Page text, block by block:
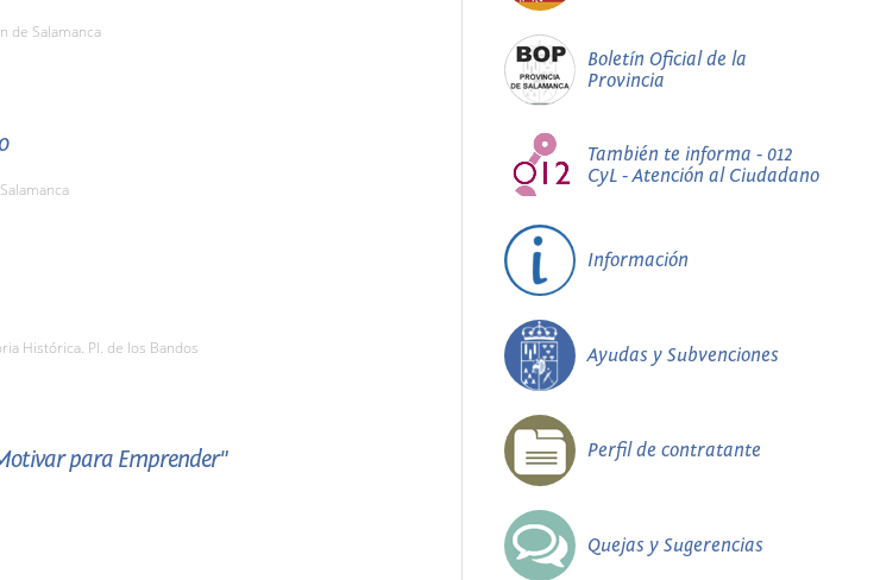
de Salamanca
Histórica. Pl. de los Bandos
para Emprender"
Boletín Oficial de la
Provincia
También te informa - 012
CyL - Atención al Ciudadano
Información
Ayudas y Subvenciones
Perfil de contratante
Quejas y Sugerencias